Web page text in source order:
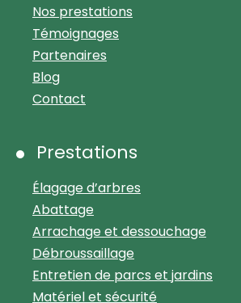
Nos prestations
Témoignages
Partenaires
Blog
Contact
Prestations
Élagage d’arbres
Abattage
Arrachage et dessouchage
Débroussaillage
Entretien de parcs et jardins
Matériel et sécurité